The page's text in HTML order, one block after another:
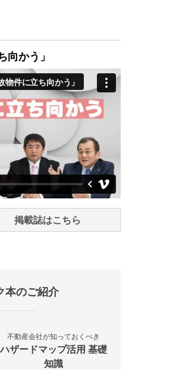
向かう」
掲載誌はこちら
本のご紹介
不動産会社が知っておくべき
ハザードマップ活用 基礎
知識